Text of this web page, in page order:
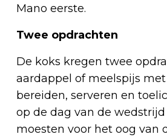
Mano eerste.
Twee opdrachten
De koks kregen twee
aardappel of meelspijs
bereiden, serveren en
op de dag van de
moesten voor het oog van